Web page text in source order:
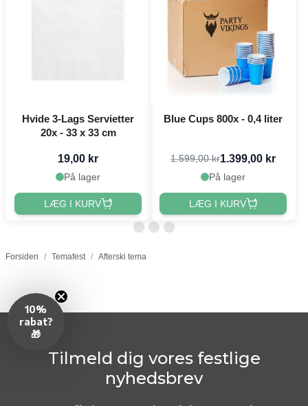
Forsiden / Temafest / Afterski tema
Hvide 3-Lags Servietter
20x - 33 x 33 cm
19,00 kr
På lager
LÆG I KURV
Blue Cups 800x - 0,4 liter
1.599,00 kr1.399,00 kr
På lager
LÆG I KURV
Tilmeld dig vores festlige
nyhedsbrev
10%
rabat?
🎁